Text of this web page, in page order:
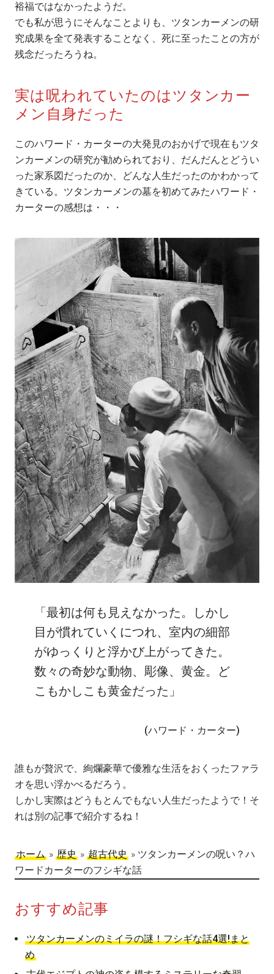
裕福ではなかったようだ。
でも私が思うにそんなことよりも、ツタンカーメンの研
究成果を全て発表することなく、死に至ったことの方が
残念だったろうね。
実は呪われていたのはツタンカー
メン自身だった
このハワード・カーターの大発見のおかげで現在もツタ
ンカーメンの研究が勧められており、だんだんとどうい
った家系図だったのか、どんな人生だったのかわかって
きている。ツタンカーメンの墓を初めてみたハワード・
カーターの感想は・・・
「最初は何も見えなかった。しかし
目が慣れていくにつれ、室内の細部
がゆっくりと浮かび上がってきた。
数々の奇妙な動物、彫像、黄金。ど
こもかしこも黄金だった」
(ハワード・カーター)
誰もが贅沢で、絢爛豪華で優雅な生活をおくったファラ
オを思い浮かべるだろう。
しかし実際はどうもとんでもない人生だったようで！そ
れは別の記事で紹介するね！
ホーム » 歴史 » 超古代史 » ツタンカーメンの呪い？ハ
ワードカーターのフシギな話
おすすめ記事
ツタンカーメンのミイラの謎！フシギな話4選!まと
め